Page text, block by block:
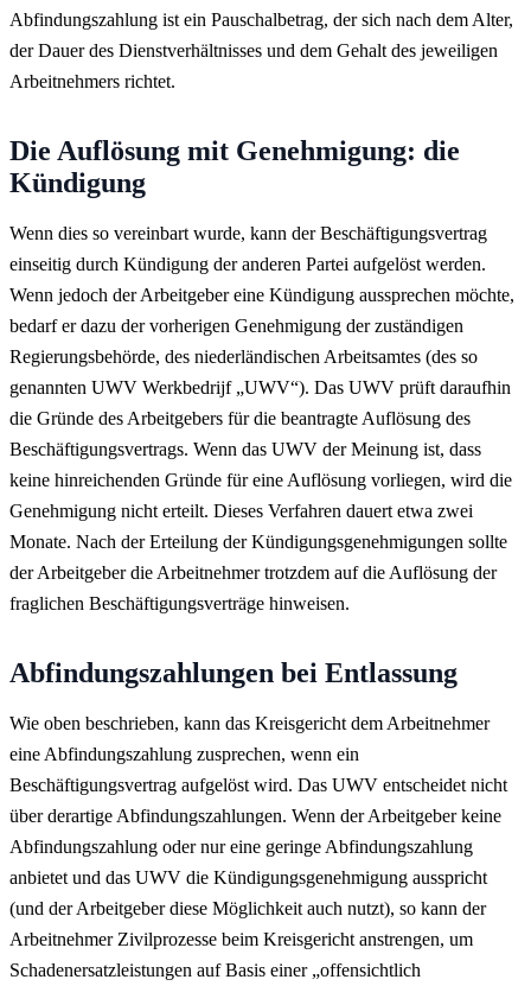
Abfindungszahlung ist ein Pauschalbetrag, der sich nach dem Alter,
der Dauer des Dienstverhältnisses und dem Gehalt des jeweiligen
Arbeitnehmers richtet.
Die Auflösung mit Genehmigung: die
Kündigung
Wenn dies so vereinbart wurde, kann der Beschäftigungsvertrag
einseitig durch Kündigung der anderen Partei aufgelöst werden.
Wenn jedoch der Arbeitgeber eine Kündigung aussprechen möchte,
bedarf er dazu der vorherigen Genehmigung der zuständigen
Regierungsbehörde, des niederländischen Arbeitsamtes (des so
genannten UWV Werkbedrijf „UWV“). Das UWV prüft daraufhin
die Gründe des Arbeitgebers für die beantragte Auflösung des
Beschäftigungsvertrags. Wenn das UWV der Meinung ist, dass
keine hinreichenden Gründe für eine Auflösung vorliegen, wird die
Genehmigung nicht erteilt. Dieses Verfahren dauert etwa zwei
Monate. Nach der Erteilung der Kündigungsgenehmigungen sollte
der Arbeitgeber die Arbeitnehmer trotzdem auf die Auflösung der
fraglichen Beschäftigungsverträge hinweisen.
Abfindungszahlungen bei Entlassung
Wie oben beschrieben, kann das Kreisgericht dem Arbeitnehmer
eine Abfindungszahlung zusprechen, wenn ein
Beschäftigungsvertrag aufgelöst wird. Das UWV entscheidet nicht
über derartige Abfindungszahlungen. Wenn der Arbeitgeber keine
Abfindungszahlung oder nur eine geringe Abfindungszahlung
anbietet und das UWV die Kündigungsgenehmigung ausspricht
(und der Arbeitgeber diese Möglichkeit auch nutzt), so kann der
Arbeitnehmer Zivilprozesse beim Kreisgericht anstrengen, um
Schadenersatzleistungen auf Basis einer „offensichtlich